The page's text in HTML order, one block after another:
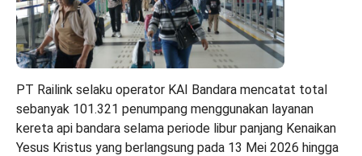
PT Railink selaku operator KAI Bandara mencatat total
sebanyak 101.321 penumpang menggunakan layanan
kereta api bandara selama periode libur panjang Kenaikan
Yesus Kristus yang berlangsung pada 13 Mei 2026 hingga